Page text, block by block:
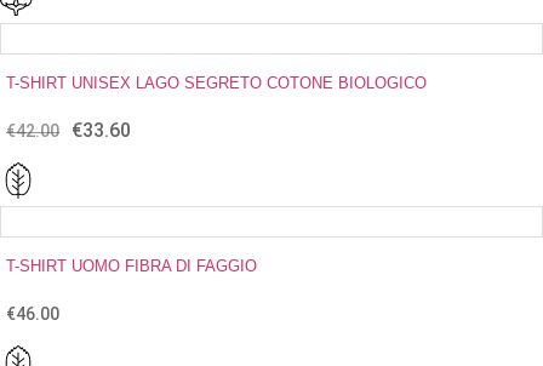
era:
€55.00.
è:
€38.50.
T-SHIRT UNISEX LAGO SEGRETO COTONE BIOLOGICO
€42.00
Il
era:
€42.00.
€33.60
è:
€33.60.
T-SHIRT UOMO FIBRA DI FAGGIO
€46.00